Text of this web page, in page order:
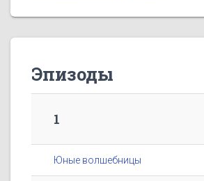
Эпизоды
1
Юные волшебницы